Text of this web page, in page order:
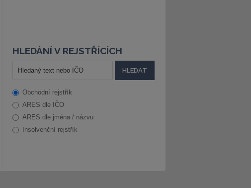
HLEDÁNÍ V REJSTŘÍCÍCH
Obchodní rejstřík
ARES dle IČO
ARES dle jména / názvu
Insolvenční rejstřík